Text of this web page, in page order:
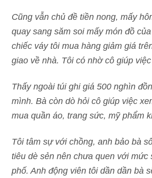
Cũng vẫn chủ đề tiền nong, mấy
quay sang săm soi mấy món đồ
chiếc váy tôi mua hàng giảm giá
giao về nhà. Tôi có nhờ cô giúp
Thấy ngoài túi ghi giá 500 nghìn
mình. Bà còn dò hỏi cô giúp việc
mua quần áo, trang sức, mỹ phẩm
Tôi tâm sự với chồng, anh bảo bà
tiêu dè sẻn nên chưa quen với mức
phố. Anh động viên tôi dần dần bà